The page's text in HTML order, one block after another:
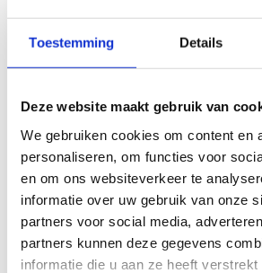
Toestemming Details
Deze website maakt gebruik van
We gebruiken cookies om content en
personaliseren, om functies voor
en om ons websiteverkeer te
informatie over uw gebruik van onze
partners voor social media,
partners kunnen deze gegevens
informatie die u aan ze heeft verstrekt
Tim Decat
Technisch onderhoud
Didier Vanderkrieken
Reservaties en Facturatie
Stuur een bericht